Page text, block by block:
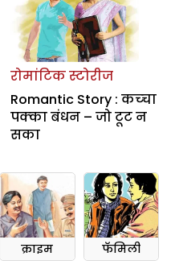
रोमांटिक स्टोरीज
Romantic Story : कच्‍चा
पक्‍का बंधन – जो टूट न
सका
क्राइम फॅमिली